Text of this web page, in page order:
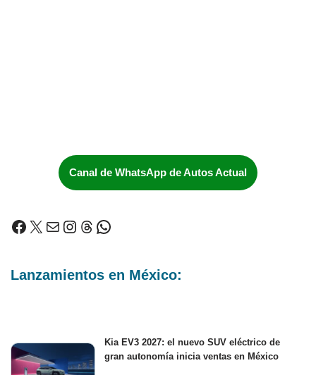
Canal de WhatsApp de Autos Actual
Lanzamientos en México:
Kia EV3 2027: el nuevo SUV eléctrico de
gran autonomía inicia ventas en México